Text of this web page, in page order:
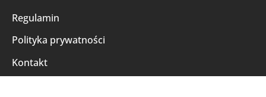
Regulamin
Polityka prywatności
Kontakt